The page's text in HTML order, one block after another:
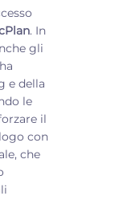
. In
gli
e della
le
il
con
che